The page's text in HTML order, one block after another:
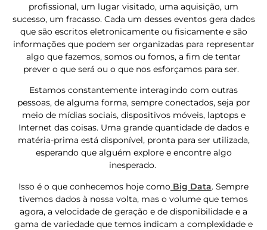
profissional, um lugar visitado, uma aquisição, um
sucesso, um fracasso. Cada um desses eventos gera dados
que são escritos eletronicamente ou fisicamente e são
informações que podem ser organizadas para representar
algo que fazemos, somos ou fomos, a fim de tentar
prever o que será ou o que nos esforçamos para ser.
Estamos constantemente interagindo com outras
pessoas, de alguma forma, sempre conectados, seja por
meio de mídias sociais, dispositivos móveis, laptops e
Internet das coisas. Uma grande quantidade de dados e
matéria-prima está disponível, pronta para ser utilizada,
esperando que alguém explore e encontre algo
inesperado.
Isso é o que conhecemos hoje como Big Data. Sempre
tivemos dados à nossa volta, mas o volume que temos
agora, a velocidade de geração e de disponibilidade e a
gama de variedade que temos indicam a complexidade e